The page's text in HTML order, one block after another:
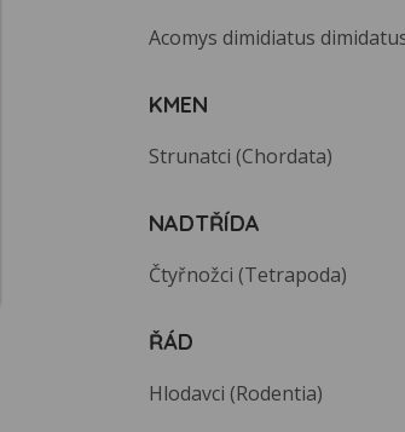
Acomys dimidiatus
KMEN
Strunatci (Chordata)
NADTŘÍDA
Čtyřnožci (Tetrapoda)
ŘÁD
Hlodavci (Rodentia)